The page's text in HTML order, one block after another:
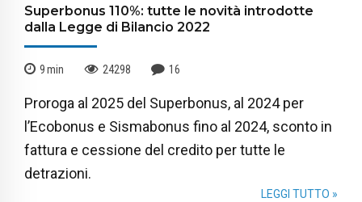
Superbonus 110%: tutte le novità introdotte
dalla Legge di Bilancio 2022
9min 24298 16
Proroga al 2025 del Superbonus, al 2024 per
l’Ecobonus e Sismabonus fino al 2024, sconto in
fattura e cessione del credito per tutte le
detrazioni.
LEGGI TUTTO »